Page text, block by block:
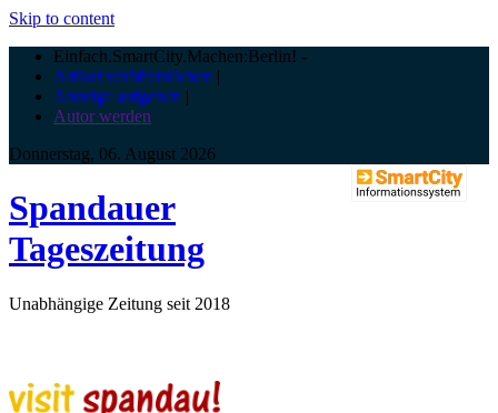
Skip to content
Einfach.SmartCity.Machen:Berlin! -
Artikel veröffentlichen |
Anzeige aufgeben |
Autor werden
Donnerstag, 06. August 2026
Spandauer
Tageszeitung
Unabhängige Zeitung seit 2018